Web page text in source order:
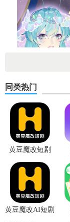
同类热门
黄豆魔改短剧
黄豆魔改AI短剧